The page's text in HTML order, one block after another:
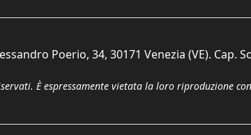
Poerio, 34, 30171 Venezia (VE). Cap.
È espressamente vietata la loro riproduzione